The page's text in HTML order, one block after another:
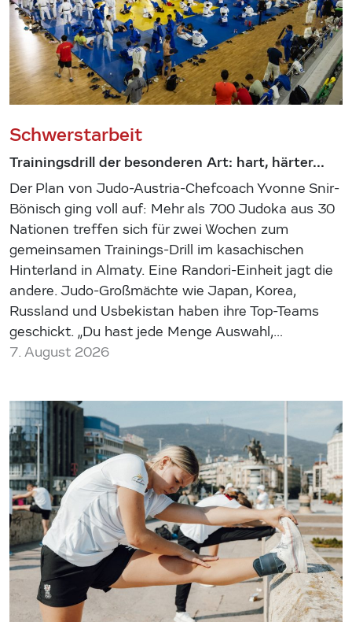
Schwerstarbeit
Trainingsdrill der besonderen Art: hart, härter...
Der Plan von Judo-Austria-Chefcoach Yvonne Snir-
Bönisch ging voll auf: Mehr als 700 Judoka aus 30
Nationen treffen sich für zwei Wochen zum
gemeinsamen Trainings-Drill im kasachischen
Hinterland in Almaty. Eine Randori-Einheit jagt die
andere. Judo-Großmächte wie Japan, Korea,
Russland und Usbekistan haben ihre Top-Teams
geschickt. „Du hast jede Menge Auswahl,…
7. August 2026